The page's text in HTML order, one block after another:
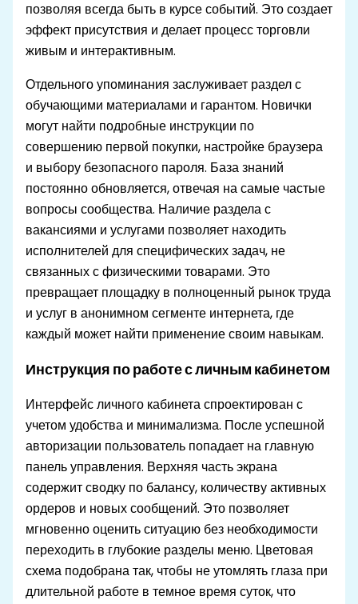
позволяя всегда быть в курсе событий. Это создает
эффект присутствия и делает процесс торговли
живым и интерактивным.
Отдельного упоминания заслуживает раздел с
обучающими материалами и гарантом. Новички
могут найти подробные инструкции по
совершению первой покупки, настройке браузера
и выбору безопасного пароля. База знаний
постоянно обновляется, отвечая на самые частые
вопросы сообщества. Наличие раздела с
вакансиями и услугами позволяет находить
исполнителей для специфических задач, не
связанных с физическими товарами. Это
превращает площадку в полноценный рынок труда
и услуг в анонимном сегменте интернета, где
каждый может найти применение своим навыкам.
Инструкция по работе с личным кабинетом
Интерфейс личного кабинета спроектирован с
учетом удобства и минимализма. После успешной
авторизации пользователь попадает на главную
панель управления. Верхняя часть экрана
содержит сводку по балансу, количеству активных
ордеров и новых сообщений. Это позволяет
мгновенно оценить ситуацию без необходимости
переходить в глубокие разделы меню. Цветовая
схема подобрана так, чтобы не утомлять глаза при
длительной работе в темное время суток, что